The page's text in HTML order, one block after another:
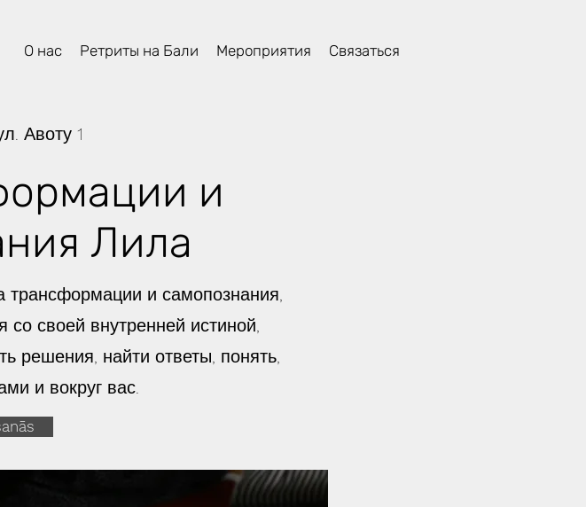
О нас Ретриты на Бали Мероприятия Связаться
Авоту 1
и
Лила
и самопознания,
со своей внутренней истиной,
решения, найти ответы, понять,
и вокруг вас.